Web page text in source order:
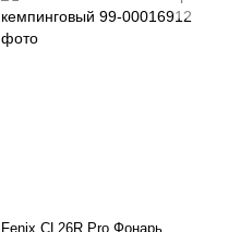
Fenix CL26R Pro Фонарь